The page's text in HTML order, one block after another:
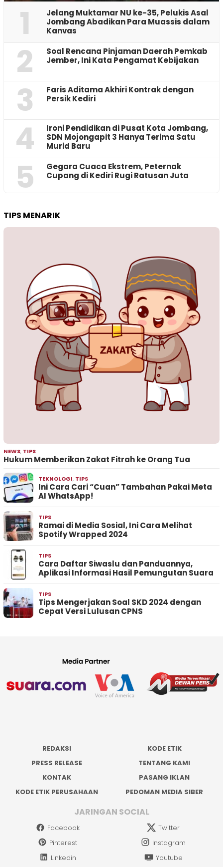
1
Jelang Muktamar NU ke-35, Pelukis Asal
Jombang Abadikan Para Muassis dalam
Kanvas
2
‎Soal Rencana Pinjaman Daerah Pemkab
Jember, Ini Kata Pengamat Kebijakan ‎
3
Faris Aditama Akhiri Kontrak dengan
Persik Kediri
4
Ironi Pendidikan di Pusat Kota Jombang,
SDN Mojongapit 3 Hanya Terima Satu
Murid Baru
5
‎Gegara Cuaca Ekstrem, Peternak
Cupang di Kediri Rugi Ratusan Juta
TIPS MENARIK
NEWS, TIPS
Hukum Memberikan Zakat Fitrah ke Orang Tua
TEKNOLOGI, TIPS
Ini Cara Cari “Cuan” Tambahan Pakai Meta
AI WhatsApp!
TIPS
Ramai di Media Sosial, Ini Cara Melihat
Spotify Wrapped 2024
TIPS
Cara Daftar Siwaslu dan Panduannya,
Aplikasi Informasi Hasil Pemungutan Suara
TIPS
Tips Mengerjakan Soal SKD 2024 dengan
Cepat Versi Lulusan CPNS
REDAKSI
KODE ETIK
PRESS RELEASE
TENTANG KAMI
KONTAK
PASANG IKLAN
KODE ETIK PERUSAHAAN
PEDOMAN MEDIA SIBER
JARINGAN SOCIAL
Facebook
Twitter
Pinterest
Instagram
Linkedin
Youtube